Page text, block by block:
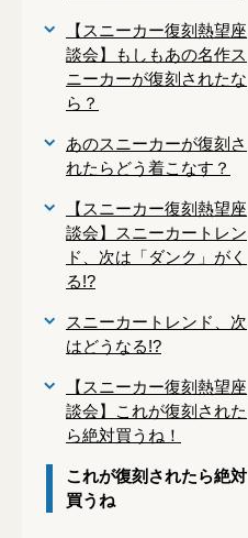
【スニーカー復刻熱望座
談会】もしもあの名作ス
ニーカーが復刻されたな
ら？
あのスニーカーが復刻さ
れたらどう着こなす？
【スニーカー復刻熱望座
談会】スニーカートレン
ド、次は「ダンク」がく
る!?
スニーカートレンド、次
はどうなる!?
【スニーカー復刻熱望座
談会】これが復刻された
ら絶対買うね！
これが復刻されたら絶対
買うね